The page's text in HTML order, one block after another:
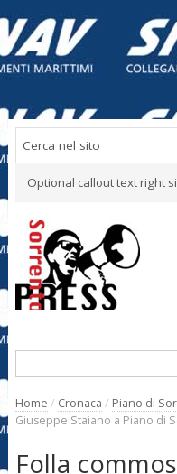
Optional callout text right
Home / Cronaca / Piano di
Giuseppe Staiano a Piano di
Folla